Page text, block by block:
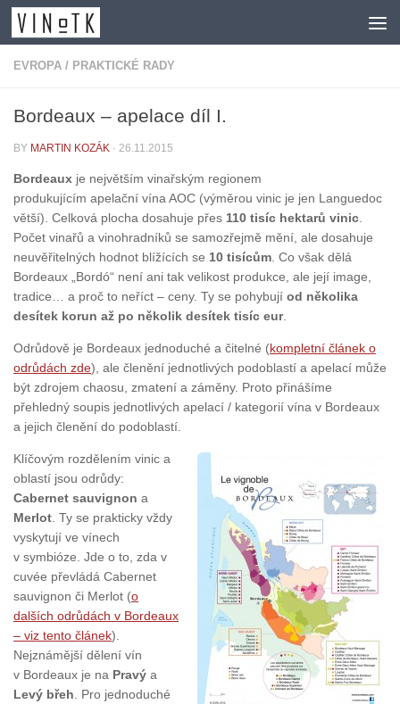
Skip to content
EVROPA / PRAKTICKÉ RADY
Bordeaux – apelace díl I.
BY MARTIN KOZÁK · 26.11.2015
Bordeaux je největším vinařským regionem
produkujícím apelační vína AOC (výměrou vinic je jen Languedoc
větší). Celková plocha dosahuje přes 110 tisíc hektarů vinic.
Počet vinařů a vinohradníků se samozřejmě mění, ale dosahuje
neuvěřitelných hodnot blížících se 10 tisícům. Co však dělá
Bordeaux „Bordó“ není ani tak velikost produkce, ale její image,
tradice… a proč to neříct – ceny. Ty se pohybují od několika
desítek korun až po několik desítek tisíc eur.
Odrůdově je Bordeaux jednoduché a čitelné (kompletní článek o
odrůdách zde), ale členění jednotlivých podoblastí a apelací může
být zdrojem chaosu, zmatení a záměny. Proto přinášíme
přehledný soupis jednotlivých apelací / kategorií vína v Bordeaux
a jejich členění do podoblastí.
Klíčovým rozdělením vinic a
oblastí jsou odrůdy:
Cabernet sauvignon a
Merlot. Ty se prakticky vždy
vyskytují ve vínech
v symbióze. Jde o to, zda v
cuvée převládá Cabernet
sauvignon či Merlot (o
dalších odrůdách v Bordeaux
– viz tento článek).
Nejznámější dělení vín
v Bordeaux je na Pravý a
Levý břeh. Pro jednoduché